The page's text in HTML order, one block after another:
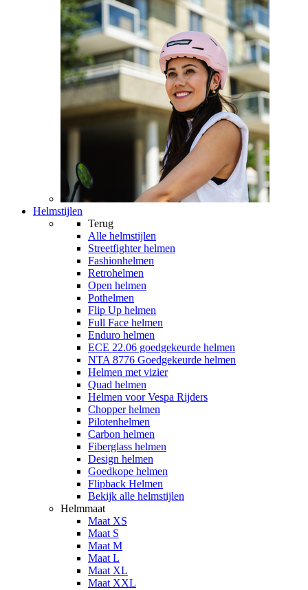
Helmstijlen
Terug
Alle helmstijlen
Streetfighter helmen
Fashionhelmen
Retrohelmen
Open helmen
Pothelmen
Flip Up helmen
Full Face helmen
Enduro helmen
ECE 22.06 goedgekeurde helmen
NTA 8776 Goedgekeurde helmen
Helmen met vizier
Quad helmen
Helmen voor Vespa Rijders
Chopper helmen
Pilotenhelmen
Carbon helmen
Fiberglass helmen
Design helmen
Goedkope helmen
Flipback Helmen
Bekijk alle helmstijlen
Helmmaat
Maat XS
Maat S
Maat M
Maat L
Maat XL
Maat XXL